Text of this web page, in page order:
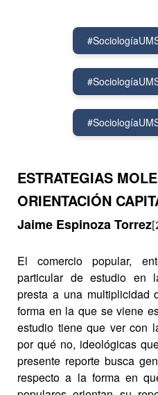
ESTRATEGIAS
ORIENTACIÓN
Jaime Espinoza Torrez
El comercio popular,
particular de estudio en
presta a una multiplicidad
forma en la que se viene
estudio tiene que ver con
por qué no, ideológicas
presente reporte busca
respecto a la forma en